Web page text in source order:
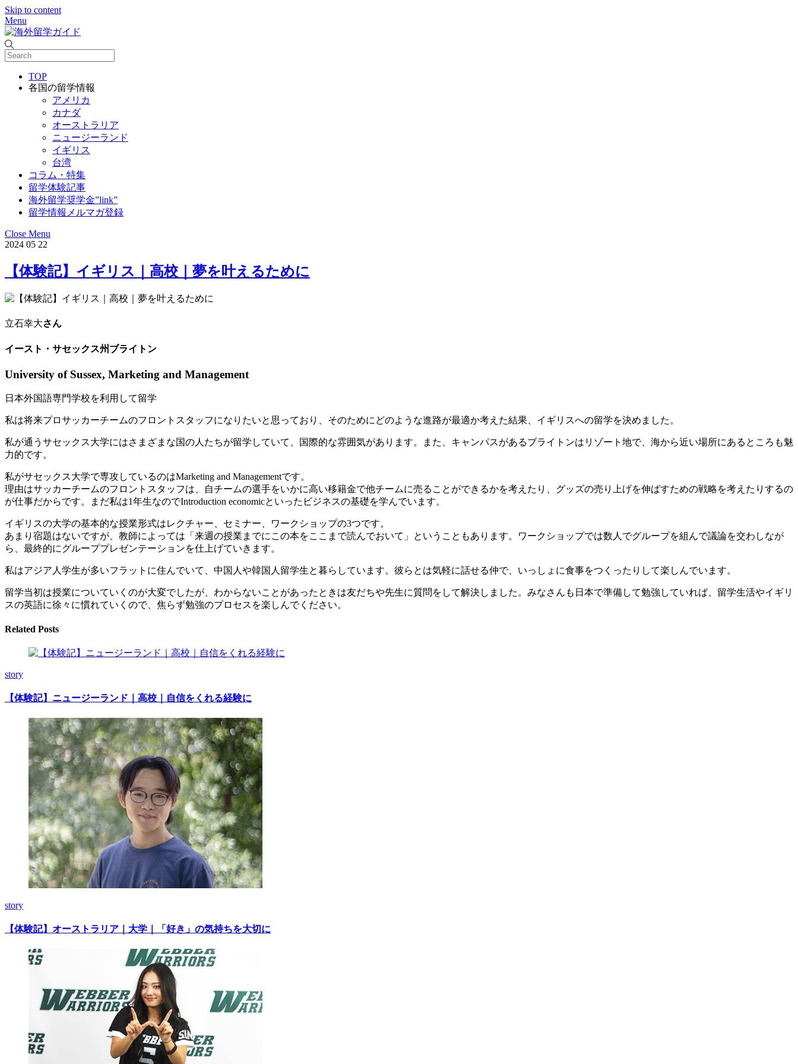
Skip to content
Menu
TOP
各国の留学情報
アメリカ
カナダ
オーストラリア
ニュージーランド
イギリス
台湾
コラム・特集
留学体験記事
海外留学奨学金”link”
留学情報メルマガ登録
Close Menu
2024 05 22
【体験記】イギリス｜高校｜夢を叶えるために
立石幸大さん
イースト・サセックス州ブライトン
University of Sussex, Marketing and Management
日本外国語専門学校を利用して留学
私は将来プロサッカーチームのフロントスタッフになりたいと思っており、そのためにどのような進路が最適か考えた結果、イギリスへの留学を決めました。
私が通うサセックス大学にはさまざまな国の人たちが留学していて、国際的な雰囲気があります。また、キャンパスがあるブライトンはリゾート地で、海から近い場所にあるところも魅
力的です。
私がサセックス大学で専攻しているのはMarketing and Managementです。
理由はサッカーチームのフロントスタッフは、自チームの選手をいかに高い移籍金で他チームに売ることができるかを考えたり、グッズの売り上げを伸ばすための戦略を考えたりするの
が仕事だからです。まだ私は1年生なのでIntroduction economicといったビジネスの基礎を学んでいます。
イギリスの大学の基本的な授業形式はレクチャー、セミナー、ワークショップの3つです。
あまり宿題はないですが、教師によっては「来週の授業までにこの本をここまで読んでおいて」ということもあります。ワークショップでは数人でグループを組んで議論を交わしなが
ら、最終的にグループプレゼンテーションを仕上げていきます。
私はアジア人学生が多いフラットに住んでいて、中国人や韓国人留学生と暮らしています。彼らとは気軽に話せる仲で、いっしょに食事をつくったりして楽しんでいます。
留学当初は授業についていくのが大変でしたが、わからないことがあったときは友だちや先生に質問をして解決しました。みなさんも日本で準備して勉強していれば、留学生活やイギリ
スの英語に徐々に慣れていくので、焦らず勉強のプロセスを楽しんでください。
Related Posts
story
【体験記】ニュージーランド｜高校｜自信をくれる経験に
story
【体験記】オーストラリア｜大学｜「好き」の気持ちを大切に